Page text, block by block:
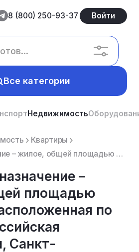
8 (800) 250-93-37 Войти
Все категории
Недвижимость
Квартиры
Квартира, назначение – жилое, общей площадью 24,5 м2 , расположенная по адресу: Российская Федерация...
–
площадью
по
Санкт-